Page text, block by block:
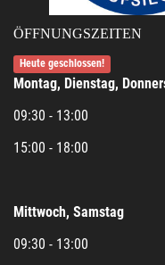
ÖFFNUNGSZEITEN
Heute geschlossen!
Montag, Dienstag,
09:30 - 13:00
15:00 - 18:00
Mittwoch, Samstag
09:30 - 13:00